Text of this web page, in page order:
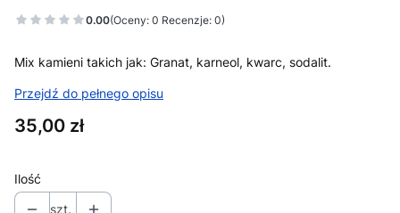
0.00(Oceny: 0 Recenzje: 0)
Mix kamieni takich jak: Granat, karneol, kwarc, sodalit.
Przejdź do pełnego opisu
Cena
35,00 zł
Ilość
szt.